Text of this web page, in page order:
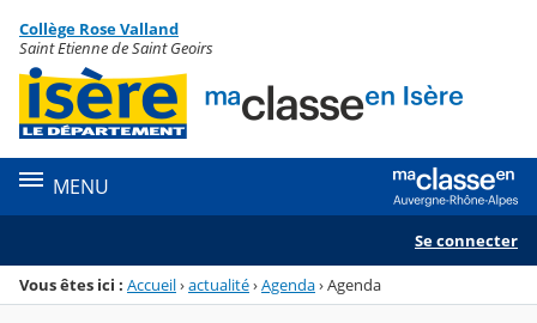
Menu de la rubrique
Contenu
Collège Rose Valland
Saint Etienne de Saint Geoirs
MENU
Se connecter
Vous êtes ici : Accueil›actualité›Agenda›Agenda